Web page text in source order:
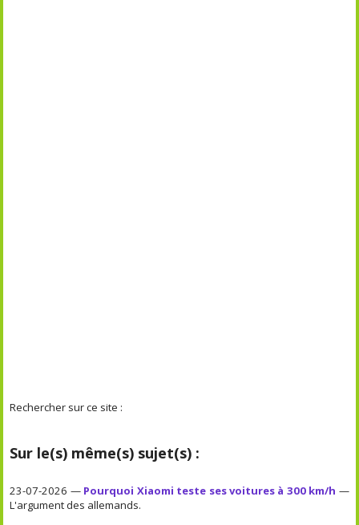
Rechercher sur ce site :
Sur le(s) même(s) sujet(s) :
23-07-2026 — Pourquoi Xiaomi teste ses voitures à 300 km/h —
L'argument des allemands.